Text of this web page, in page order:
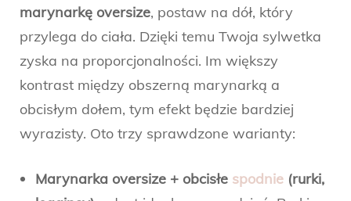
marynarkę oversize, postaw na dół, który
przylega do ciała. Dzięki temu Twoja sylwetka
zyska na proporcjonalności. Im większy
kontrast między obszerną marynarką a
obcisłym dołem, tym efekt będzie bardziej
wyrazisty. Oto trzy sprawdzone warianty:
Marynarka oversize + obcisłe spodnie (rurki,